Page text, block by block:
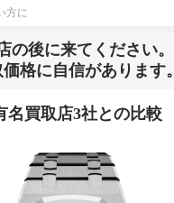
方に
の後に来てください。
格に自信があります。
名買取店3社との比較